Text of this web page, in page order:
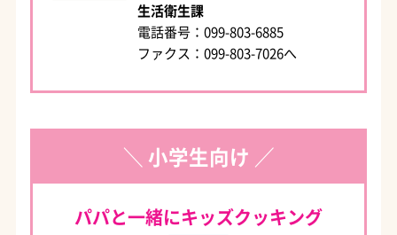
生活衛生課
電話番号：099-803-6885
ファクス：099-803-7026へ
＼ 小学生向け ／
パパと一緒にキッズクッキング